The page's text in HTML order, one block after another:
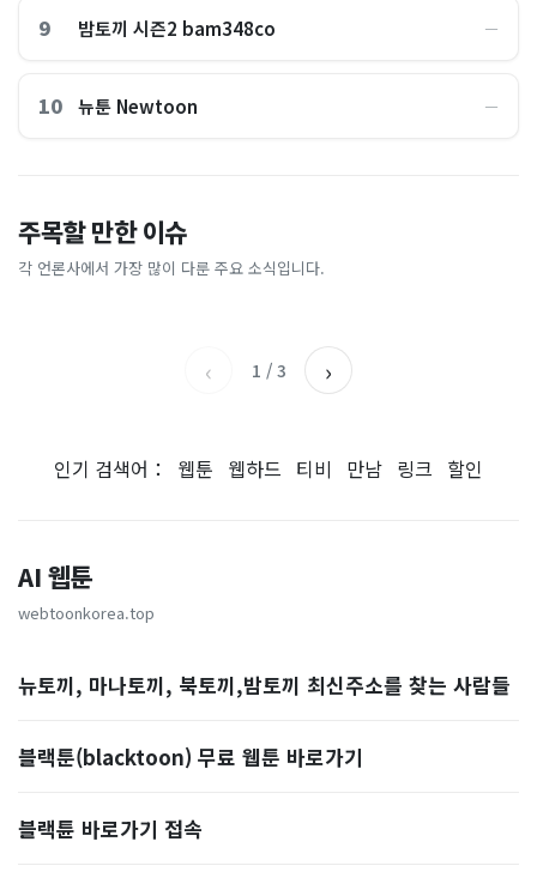
9 밤토끼 시즌2 bam348co ―
10 뉴툰 Newtoon ―
주목할 만한 이슈
각 언론사에서 가장 많이 다룬 주요 소식입니다.
“위고비·마운자로 회사 돈으
로”…연 3500억 쓴다는 ‘이
곳’ 국민일보
원 3500명 '우르르'
아시아경제
[크랩] 초과근무 ‘4시간 족쇄’
풀었는데도 공무원들이 반발
김선태, 충주시장 “돌아올 생
‹ 1 / 3 ›
인기 검색어： 웹툰 웹하드 티비 만남 링크 할인
AI 웹툰
webtoonkorea.top
뉴토끼, 마나토끼, 북토끼,밤토끼 최신주소를 찾는 사람들
블랙툰(blacktoon) 무료 웹툰 바로가기
블랙튠 바로가기 접속